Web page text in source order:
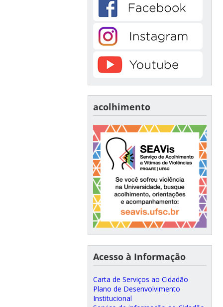
acolhimento
Acesso à Informação
Carta de Serviços ao Cidadão
Plano de Desenvolvimento
Institucional